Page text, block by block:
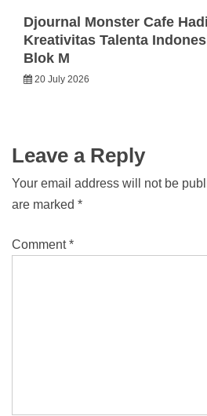
Djournal Monster Cafe
Kreativitas Talenta
Blok M
20 July 2026
Leave a Reply
Your email address will not be
are marked *
Comment*